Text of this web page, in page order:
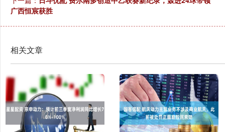
广西恒宸获胜
相关文章